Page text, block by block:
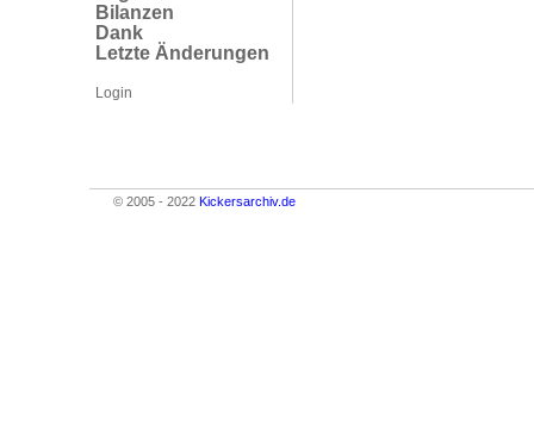
Bilanzen
Dank
Letzte Änderungen
Login
© 2005 - 2022 Kickersarchiv.de